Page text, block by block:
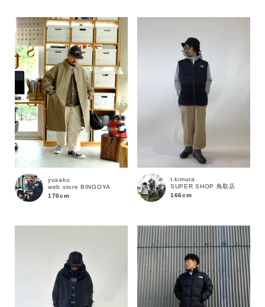
yusaku
web store BINGOYA
170cm
t.kimura
SUPER SHOP 鳥取店
166cm